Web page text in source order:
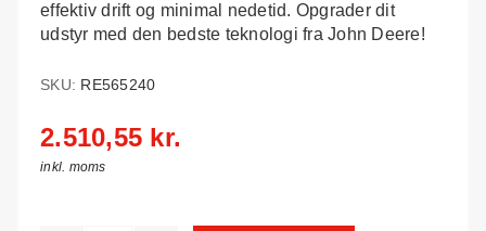
effektiv drift og minimal nedetid. Opgrader dit
udstyr med den bedste teknologi fra John Deere!
SKU: RE565240
2.510,55 kr.
inkl. moms